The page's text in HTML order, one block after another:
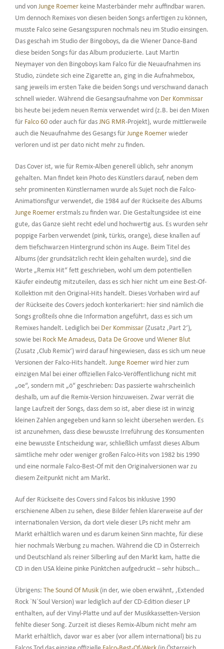
und von Junge Roemerkeine Masterbänder mehr auffindbar waren.
Um dennoch Remixes von diesen beiden Songs anfertigen zu können,
musste Falco seine Gesangsspuren nochmals neu im Studio einsingen.
Das geschah im Studio der Bingoboys, da die Wiener Dance-Band
diese beiden Songs für das Album produzierte. Laut Martin
Neymayer von den Bingoboys kam Falco für die Neuaufnahmen ins
Studio, zündete sich eine Zigarette an, ging in die Aufnahmebox,
sang jeweils im ersten Take die beiden Songs und verschwand danach
schnell wieder. Während die Gesangsaufnahme von Der Kommissar
bis heute bei jedem neuen Remix verwendet wird (z.B. bei den Mixen
für Falco 60oder auch für das JNG RMR-Projekt), wurde mittlerweile
auch die Neuaufnahme des Gesangs für Junge Roemerwieder
verloren und ist per dato nicht mehr zu finden.
Das Cover ist, wie für Remix-Alben generell üblich, sehr anonym
gehalten. Man findet kein Photo des Künstlers darauf, neben dem
sehr prominenten Künstlernamen wurde als Sujet noch die Falco-
Animationsfigur verwendet, die 1984 auf der Rückseite des Albums
Junge Roemererstmals zu finden war. Die Gestaltungsidee ist eine
gute, das Ganze sieht recht edel und hochwertig aus. Es wurden sehr
poppige Farben verwendet (pink, türkis, orange), diese knallen auf
dem tiefschwarzen Hintergrund schön ins Auge. Beim Titel des
Albums (der grundsätzlich recht klein gehalten wurde), sind die
Worte „Remix Hit“ fett geschrieben, wohl um dem potentiellen
Käufer eindeutig mitzuteilen, dass es sich hier nicht um eine Best-Of-
Kollektion mit den Original-Hits handelt. Dieses Vorhaben wird auf
der Rückseite des Covers jedoch konterkariert: hier sind nämlich die
Songs großteils ohne die Information angeführt, dass es sich um
Remixes handelt. Lediglich bei Der Kommissar(Zusatz ‚Part 2‘),
sowie bei Rock Me Amadeus, Data De Grooveund Wiener Blut
(Zusatz ‚Club Remix‘) wird darauf hingewiesen, dass es sich um neue
Versionen der Falco-Hits handelt. Junge Roemerwird hier zum
einzigen Mal bei einer offiziellen Falco-Veröffentlichung nicht mit
„oe“, sondern mit „ö“ geschrieben: Das passierte wahrscheinlich
deshalb, um auf die Remix-Version hinzuweisen. Zwar verrät die
lange Laufzeit der Songs, dass dem so ist, aber diese ist in winzig
kleinen Zahlen angegeben und kann so leicht übersehen werden. Es
ist anzunehmen, dass diese bewusste Irreführung des Konsumenten
eine bewusste Entscheidung war, schließlich umfasst dieses Album
sämtliche mehr oder weniger großen Falco-Hits von 1982 bis 1990
und eine normale Falco-Best-Of mit den Originalversionen war zu
diesem Zeitpunkt nicht am Markt.
Auf der Rückseite des Covers sind Falcos bis inklusive 1990
erschienene Alben zu sehen, diese Bilder fehlen klarerweise auf der
internationalen Version, da dort viele dieser LPs nicht mehr am
Markt erhältlich waren und es darum keinen Sinn machte, für diese
hier nochmals Werbung zu machen. Während die CD in Österreich
und Deutschland als reiner Silberling auf den Markt kam, hatte die
CD in den USA kleine pinke Pünktchen aufgedruckt – sehr hübsch…
Übrigens: The Sound Of Musik(in der, wie oben erwähnt, ‚Extended
Rock `N´Soul Version) war lediglich auf der CD-Edition dieser LP
enthalten, auf der Vinyl-Platte und auf der Musikkassetten-Version
fehlte dieser Song. Zurzeit ist dieses Remix-Album nicht mehr am
Markt erhältlich, davor war es aber (vor allem international) bis zu